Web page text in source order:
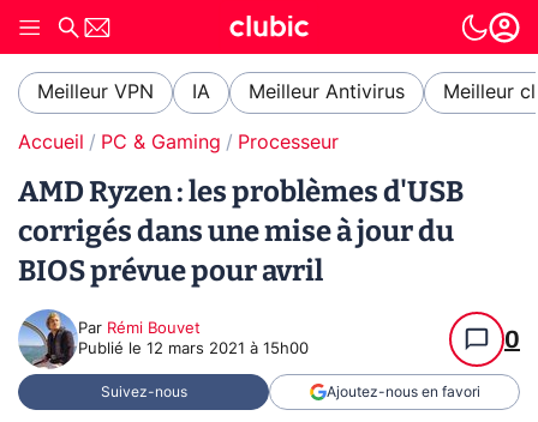
Meilleur VPN IA Meilleur Antivirus Meilleur
Accueil PC & Gaming Processeur
AMD Ryzen : les problèmes d'USB
corrigés dans une mise à jour du
BIOS prévue pour avril
Par Rémi Bouvet
Publié le 12 mars 2021 à 15h00 0
Suivez-nous Ajoutez-nous en favori